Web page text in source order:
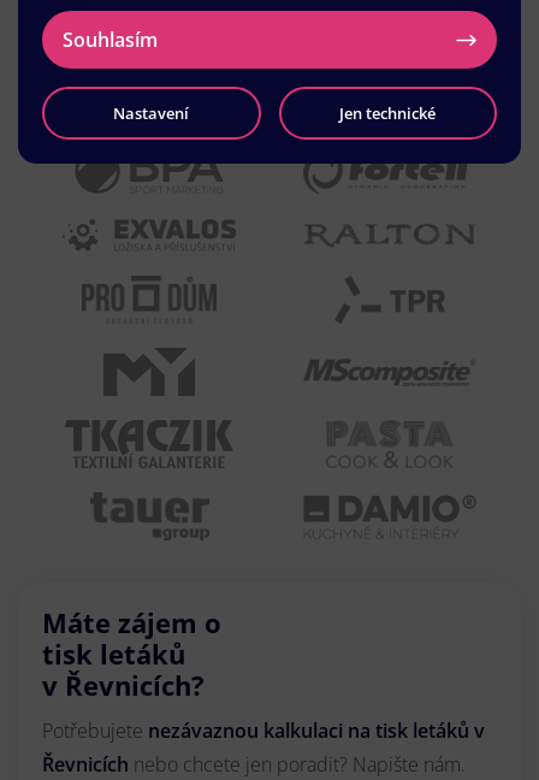
Máte zájem o
tisk letáků
v Řevnicích?
Potřebujete nezávaznou kalkulaci na tisk letáků v
Řevnicích nebo chcete jen poradit? Napište nám.
Souhlasím
Nastavení Jen technické